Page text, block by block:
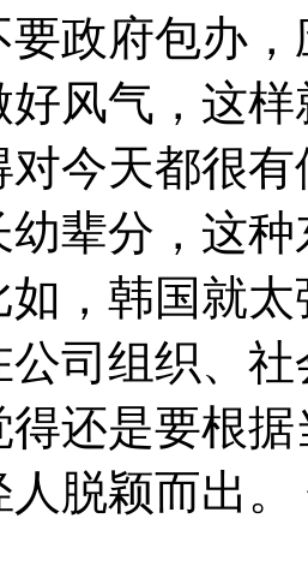
政府包办
好风气，这
今天都很
幼辈分，这
如，韩国就
公司组织、
还是要根
人脱颖而出